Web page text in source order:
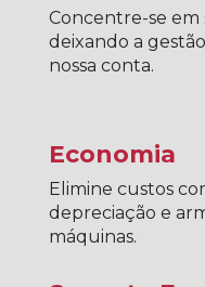
Concentre-se em
deixando a
nossa conta.
Economia
Elimine custos
depreciação e
máquinas.